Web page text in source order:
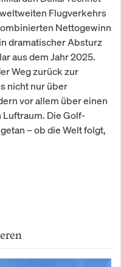
Flugverkehrs
Nettogewinn
dramatischer Absturz
aus dem Jahr 2025.
Weg zurück zur
nicht nur über
vor allem über einen
Die Golf-
– ob die Welt folgt,